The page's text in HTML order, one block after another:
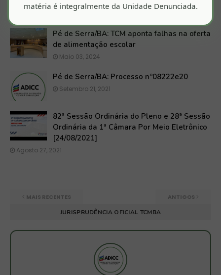
TALVEZ VOCÊ GOSTE DESTAS POSTAGENS
Pé de Serra/BA: TCM aponta falhas na oferta
de alimentação escolar
Maio 03, 2024
Pé de Serra/BA: Processo nº08222e20
Setembro 21, 2021
82ª Sessão Ordinária do Pleno e 28ª Sessão
Ordinária da 1ª Câmara Por Meio Eletrônico
[24/08/2021]
Agosto 27, 2021
MAIS RECENTES
ANTIGOS
JURISPRUDÊNCIA OFICIAL TCMBA
matéria é integralmente da Unidade Denunciada.